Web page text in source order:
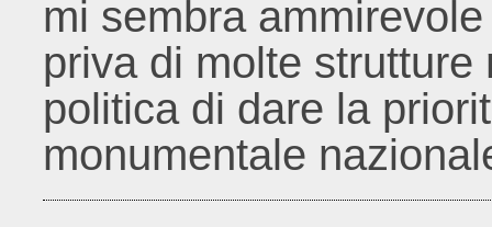
mi sembra
priva di molte
politica di dare la
monumentale